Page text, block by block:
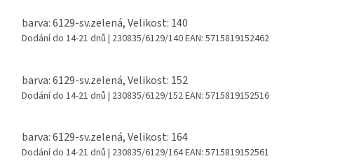
barva: 6129-sv.zelená, Velikost: 140
Dodání do 14-21 dnů | 230835/6129/140EAN: 5715819152462
barva: 6129-sv.zelená, Velikost: 152
Dodání do 14-21 dnů | 230835/6129/152EAN: 5715819152516
barva: 6129-sv.zelená, Velikost: 164
Dodání do 14-21 dnů | 230835/6129/164EAN: 5715819152561